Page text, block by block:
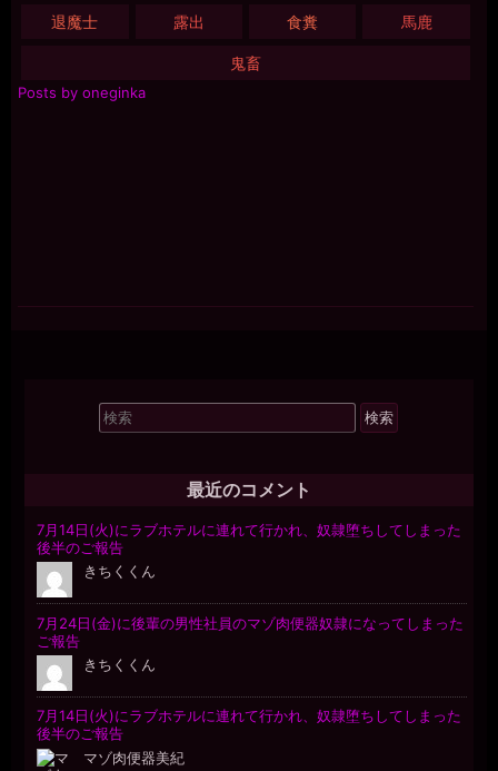
退魔士 露出 食糞 馬鹿
鬼畜
Posts by oneginka
検
索
最近のコメント